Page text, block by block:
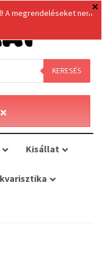
KERESÉS
Kisállat
A megrendeléseket nem